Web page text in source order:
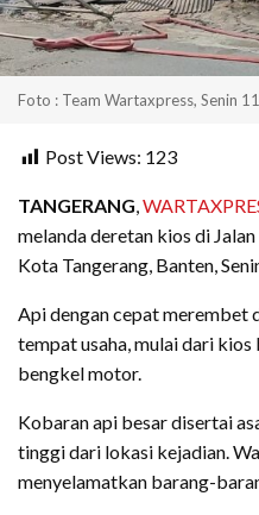
Foto : Team Wartaxpress, Senin
Post Views: 123
TANGERANG,
melanda deretan kios di
Kota Tangerang, Banten,
Api dengan cepat merembet
tempat usaha, mulai dari
bengkel motor.
Kobaran api besar disertai
tinggi dari lokasi kejadian.
menyelamatkan barang-